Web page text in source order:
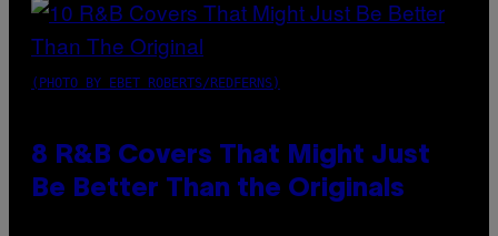
(PHOTO BY EBET ROBERTS/REDFERNS)
8 R&B Covers That Might Just
Be Better Than the Originals